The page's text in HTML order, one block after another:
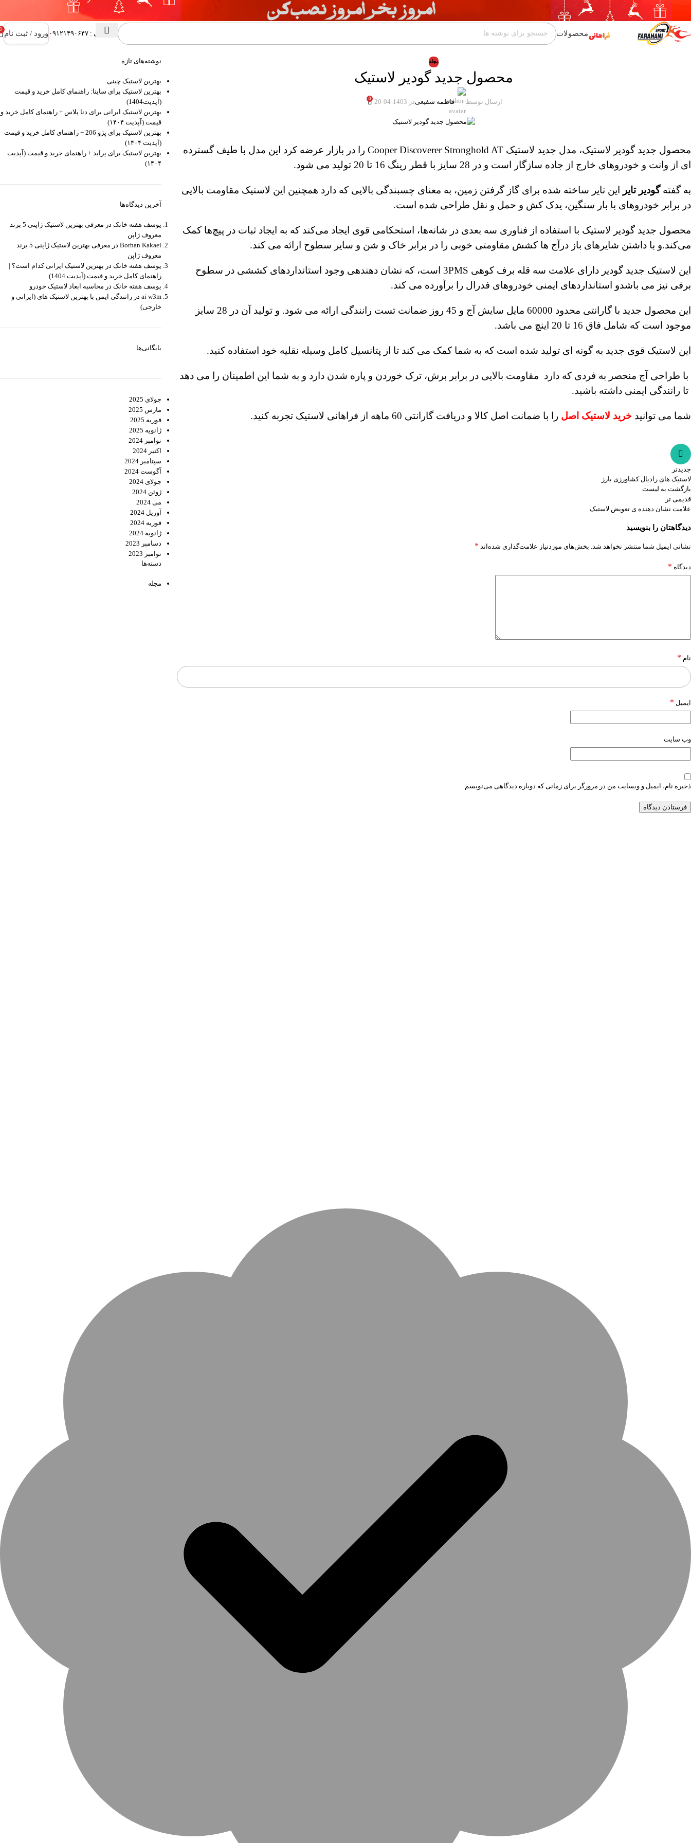
عبور به ناوبری رفتن به محتوای اصلی
محصولات پشتیبانی : ۰۹۱۲۱۴۹۰۶۴۷ ورود / ثبت نام
مجله
محصول جدید گودیر لاستیک
ارسال توسط فاطمه شفیعیدر 1403-04-20 0
محصول جدید گودیر لاستیک، مدل جدید لاستیک Cooper Discoverer Stronghold AT را در بازار عرضه کرد این مدل با طیف گسترده
ای از وانت و خودروهای خارج از جاده سازگار است و در 28 سایز با قطر رینگ 16 تا 20 تولید می شود.
به گفتهگودیر تایر این تایر ساخته شده برای گاز گرفتن زمین، به معنای چسبندگی بالایی که دارد همچنین این لاستیک مقاومت بالایی
در برابر خودروهای با بار سنگین، یدک کش و حمل و نقل طراحی شده است.
محصول جدید گودیر لاستیک با استفاده از فناوری سه بعدی در شانه‌ها، استحکامی قوی ایجاد می‌کند که به ایجاد ثبات در پیچ‌ها کمک
می‌کند.و با داشتن شایرهای باز درآج ها کشش مقاومتی خوبی را در برابر خاک و شن و سایر سطوح ارائه می کند.
این لاستیک جدید گودیر دارای علامت سه قله برف کوهی 3PMS است، که نشان دهندهی وجود استانداردهای کششی در سطوح
برفی نیز می باشدو استانداردهای ایمنی خودروهای فدرال را برآورده می کند.
این محصول جدید با گارانتی محدود 60000 مایل سایش آج و 45 روز ضمانت تست رانندگی ارائه می شود. و تولید آن در 28 سایز
موجود است که شامل فاق 16 تا 20 اینچ می باشد.
این لاستیک قوی جدید به گونه ای تولید شده است که به شما کمک می کند تا از پتانسیل کامل وسیله نقلیه خود استفاده کنید.
با طراحی آج منحصر به فردی که دارد مقاومت بالایی در برابر برش، ترک خوردن و پاره شدن دارد و به شما این اطمینان را می دهد
تا رانندگی ایمنی داشته باشید.
شما می توانید خرید لاستیک اصل را با ضمانت اصل کالا و دریافت گارانتی 60 ماهه از فراهانی لاستیک تجربه کنید.
جدیدتر
لاستیک های رادیال کشاورزی بارز
بازگشت به لیست
قدیمی تر
علامت نشان دهنده ی تعویض لاستیک
دیدگاهتان را بنویسید
نشانی ایمیل شما منتشر نخواهد شد. بخش‌های موردنیاز علامت‌گذاری شده‌اند *
دیدگاه *
نام *
ایمیل *
وب‌ سایت
ذخیره نام، ایمیل و وبسایت من در مرورگر برای زمانی که دوباره دیدگاهی می‌نویسم.
نوشته‌های تازه
بهترین لاستیک چینی
بهترین لاستیک برای ساینا: راهنمای کامل خرید و قیمت
(آپدیت1404)
بهترین لاستیک ایرانی برای دنا پلاس + راهنمای کامل خرید و
قیمت (آپدیت ۱۴۰۴)
بهترین لاستیک برای پژو 206 + راهنمای کامل خرید و قیمت
(آپدیت ۱۴۰۴)
بهترین لاستیک برای پراید + راهنمای خرید و قیمت (آپدیت
۱۴۰۴)
آخرین دیدگاه‌ها
يوسف هفته خانک در
معرفی بهترین لاستیک ژاپنی 5 برند
معروف ژاپن
Borhan Kakaei در
معرفی بهترین لاستیک ژاپنی 5 برند
معروف ژاپن
يوسف هفته خانک در بهترین لاستیک ایرانی کدام است؟ |
راهنمای کامل خرید و قیمت (آپدیت 1404)
يوسف هفته خانک در محاسبه ابعاد لاستیک خودرو
ai w3m دررانندگی ایمن با بهترین لاستیک های (ایرانی و
خارجی)
بایگانی‌ها
جولای 2025
مارس 2025
فوریه 2025
ژانویه 2025
نوامبر 2024
اکتبر 2024
سپتامبر 2024
آگوست 2024
جولای 2024
ژوئن 2024
می 2024
آوریل 2024
فوریه 2024
ژانویه 2024
دسامبر 2023
نوامبر 2023
دسته‌ها
مجله